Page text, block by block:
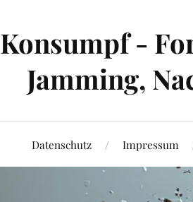
Konsumpf -
Jamming,
Datenschutz Impressum